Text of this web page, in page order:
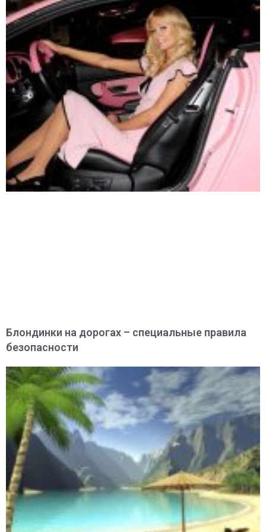
Блондинки на дорогах – специальные правила
безопасности